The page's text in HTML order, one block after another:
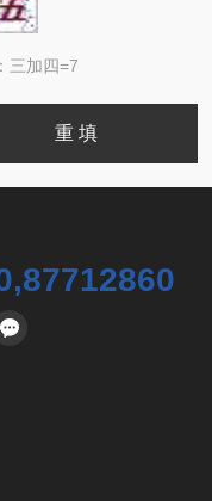
三加四=7